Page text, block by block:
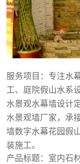
服务项目：专注水
工、庭院假山水系
水景观水幕墙设计
水景观墙厂家，承
墙数字水幕花园假
装施工。
产品标题： 室内石